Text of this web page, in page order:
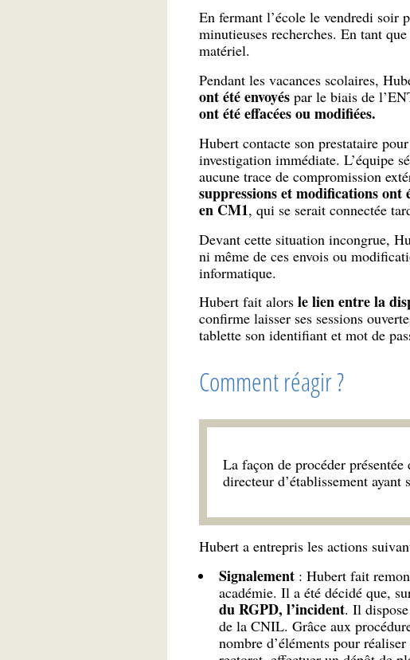
En fermant l’école le vendredi soir
minutieuses recherches. En tant
matériel.
Pendant les vacances scolaires,
ont été envoyés par le biais de
ont été effacées ou modifiées.
Hubert contacte son prestataire
investigation immédiate. L’équipe
aucune trace de compromission
suppressions et modifications ont
en CM1, qui se serait connectée
Devant cette situation incongrue,
ni même de ces envois ou
informatique.
Hubert fait alors le lien entre la
confirme laisser ses sessions
tablette son identifiant et mot de
Comment réagir ?
La façon de procéder
directeur d’établissement ayant
Hubert a entrepris les actions
Signalement : Hubert fait
académie. Il a été décidé que,
du RGPD, l’incident. Il
de la CNIL. Grâce aux
nombre d’éléments pour